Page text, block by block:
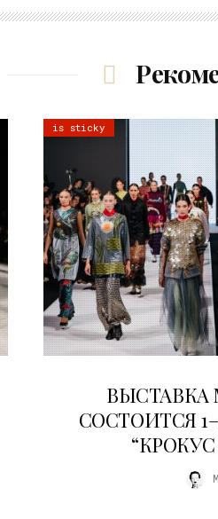
is sticky
ВЫСТАВКА
СОСТОИТСЯ